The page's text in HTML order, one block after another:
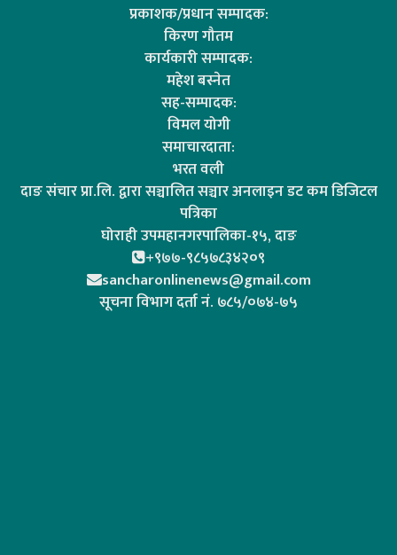
प्रकाशक/प्रधान सम्पादक:
किरण गौतम
कार्यकारी सम्पादक:
महेश बस्नेत
सह-सम्पादक:
विमल योगी
समाचारदाता:
भरत वली
दाङ संचार प्रा.लि. द्वारा सञ्चालित सञ्चार अनलाइन डट कम डिजिटल
पत्रिका
घोराही उपमहानगरपालिका-१५, दाङ
+९७७-९८५७८३४२०९
sancharonlinenews@gmail.com
सूचना विभाग दर्ता न‌ं. ७८५/०७४-७५